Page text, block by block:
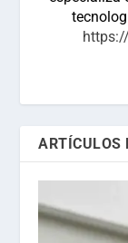
ARTÍCULOS